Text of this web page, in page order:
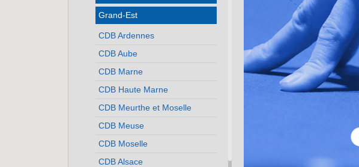
Grand-Est
CDB Ardennes
CDB Aube
CDB Marne
CDB Haute Marne
CDB Meurthe et Moselle
CDB Meuse
CDB Moselle
CDB Alsace